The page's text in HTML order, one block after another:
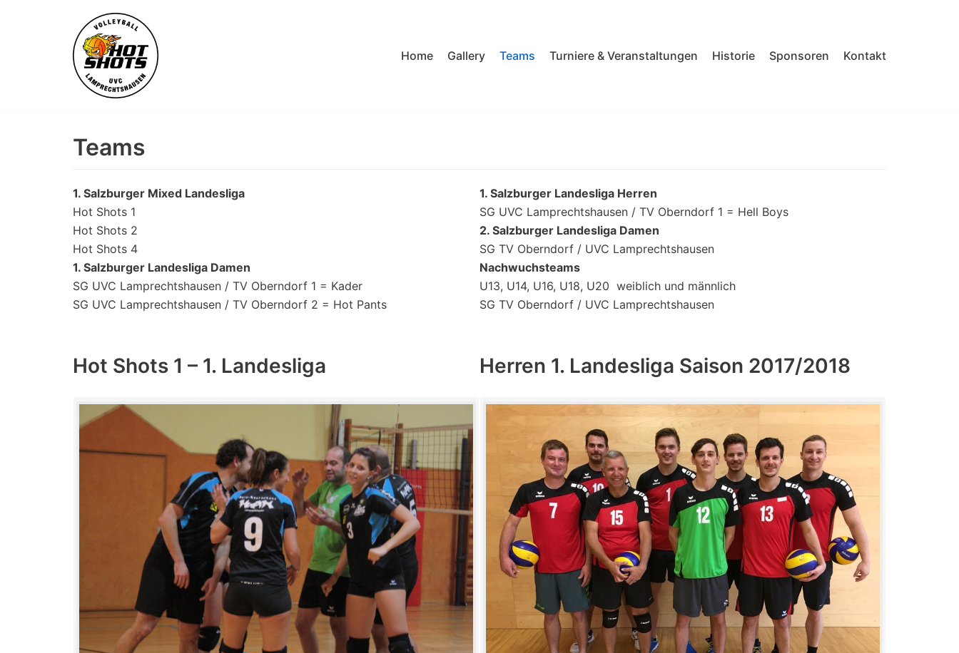
Home Gallery Teams Turniere & Veranstaltungen Historie Sponsoren Kontakt
Teams
1. Salzburger Mixed Landesliga
Hot Shots 1
Hot Shots 2
Hot Shots 4
1. Salzburger Landesliga Damen
SG UVC Lamprechtshausen / TV Oberndorf 1 = Kader
SG UVC Lamprechtshausen / TV Oberndorf 2 = Hot Pants
1. Salzburger Landesliga Herren
SG UVC Lamprechtshausen / TV Oberndorf 1 = Hell Boys
2. Salzburger Landesliga Damen
SG TV Oberndorf / UVC Lamprechtshausen
Nachwuchsteams
U13, U14, U16, U18, U20 weiblich und männlich
SG TV Oberndorf / UVC Lamprechtshausen
Hot Shots 1 – 1. Landesliga Herren 1. Landesliga Saison 2017/2018